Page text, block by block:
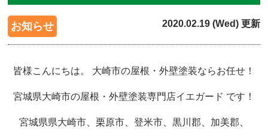
お知らせ 2020.02.19 (Wed) 更新
皆様こんにちは。 大崎市の屋根・外壁塗装ならお任せ！
宮城県大崎市の屋根・外壁塗装専門店イエガード です！
宮城県県大崎市、栗原市、登米市、黒川郡、加美郡、